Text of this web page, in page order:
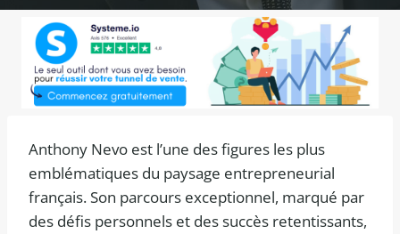
Anthony Nevo est l’une des figures les plus
emblématiques du paysage entrepreneurial
français. Son parcours exceptionnel, marqué par
des défis personnels et des succès retentissants,